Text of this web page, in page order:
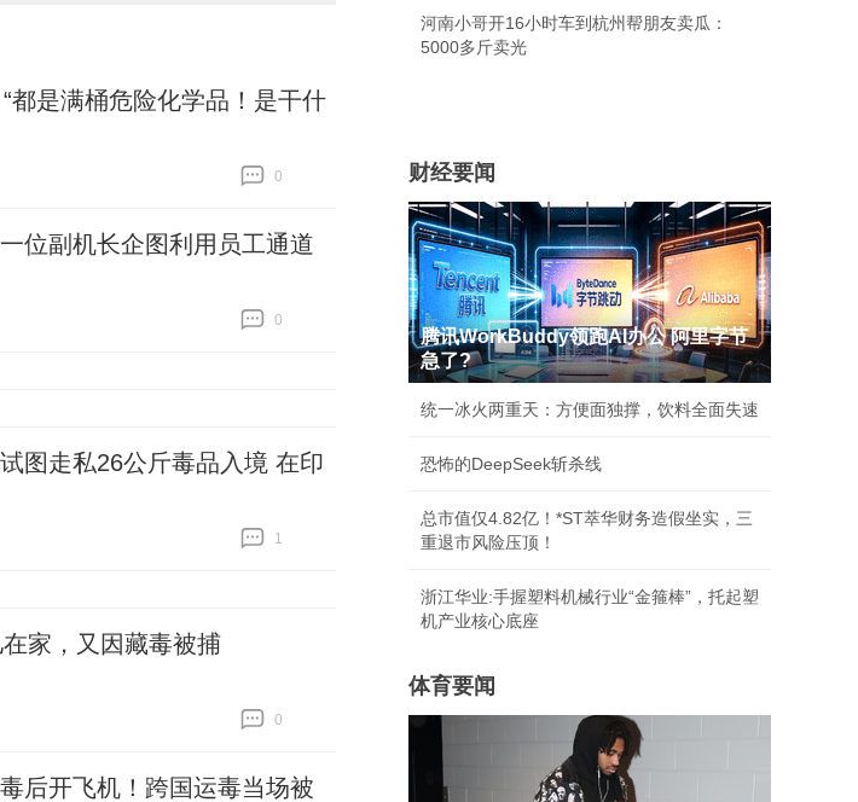
都是满桶危险化学品！是干什
0
位副机长企图利用员工通道
0
图走私26公斤毒品入境 在印
1
家，又因藏毒被捕
0
后开飞机！跨国运毒当场被
河南小哥开16小时车到杭州帮朋友卖瓜：
5000多斤卖光
财经要闻
腾讯WorkBuddy领跑AI办公 阿里字节
急了?
统一冰火两重天：方便面独撑，饮料全面失速
恐怖的DeepSeek斩杀线
总市值仅4.82亿！*ST萃华财务造假坐实，三
重退市风险压顶！
浙江华业:手握塑料机械行业“金箍棒”，托起塑
机产业核心底座
体育要闻